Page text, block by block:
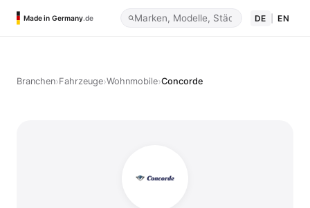
Made in Germany.de DE EN
Branchen›Fahrzeuge›Wohnmobile›Concorde